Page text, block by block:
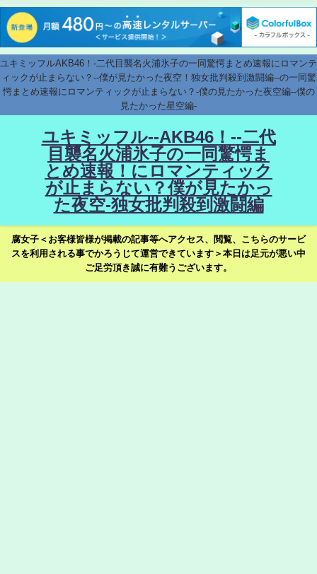
ユキミッフルAKB46！-二代目襲名火浦氷子の一同驚愕まとめ速報にロマンテ
ィックが止まらない？--僕が見たかった夜空！独女批判殺到激闘編--の一同驚
愕まとめ速報にロマンティックが止まらない？-僕の見たかった夜空編--僕の
見たかった星空編-
ユキミッフル--AKB46！--二代
目襲名火浦氷子の一同驚愕ま
とめ速報！にロマンティック
が止まらない？僕が見たかっ
た夜空-独女批判殺到激闘編
腐女子＜お客様皆様が掲載の記事等へアクセス、閲覧、こちらのサービ
スを利用される事でかろうじて運営できています＞本日は足元が悪い中
ご足労頂き誠に有難うございます。